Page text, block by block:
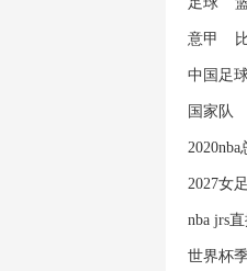
意甲
中国足
国家队
2020nba
2027女
nba jrs
世界杯